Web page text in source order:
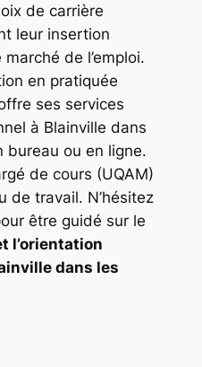
de carrière
leur insertion
de l’emploi.
en pratiquée
ses services
à Blainville dans
bureau ou en ligne.
de cours (UQAM)
de travail. N’hésitez
être guidé sur le
l’orientation
dans les